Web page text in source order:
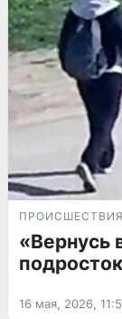
ПРОИСШЕСТВИЯ
«Вернусь
16 мая, 2026,